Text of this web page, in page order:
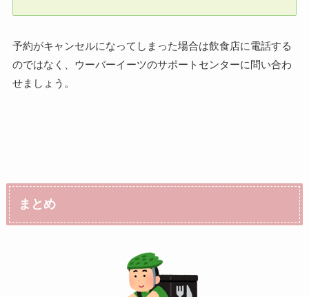
予約がキャンセルになってしまった場合は飲食店に電話する
のではなく、ウーバーイーツのサポートセンターに問い合わ
せましょう。
まとめ